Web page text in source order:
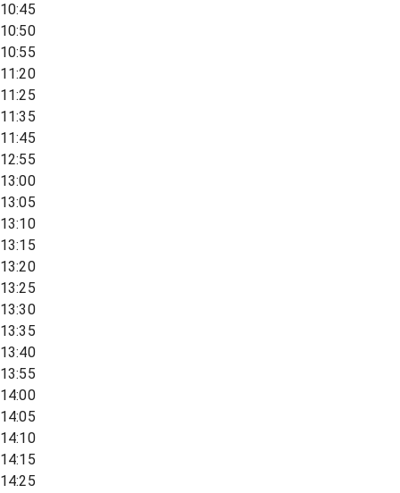
10:45
10:50
10:55
11:20
11:25
11:35
11:45
12:55
13:00
13:05
13:10
13:15
13:20
13:25
13:30
13:35
13:40
13:55
14:00
14:05
14:10
14:15
14:25